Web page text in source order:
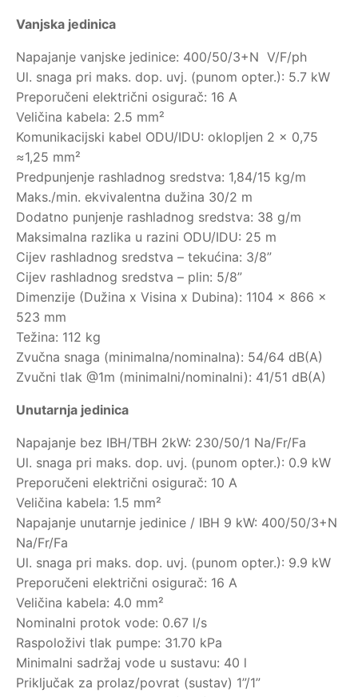
Vanjska jedinica
Napajanje vanjske jedinice: 400/50/3+N V/F/ph
Ul. snaga pri maks. dop. uvj. (punom opter.): 5.7 kW
Preporučeni električni osigurač: 16 A
Veličina kabela: 2.5 mm²
Komunikacijski kabel ODU/IDU: oklopljen 2 x 0,75
≈1,25 mm²
Predpunjenje rashladnog sredstva: 1,84/15 kg/m
Maks./min. ekvivalentna dužina 30/2 m
Dodatno punjenje rashladnog sredstva: 38 g/m
Maksimalna razlika u razini ODU/IDU: 25 m
Cijev rashladnog sredstva – tekućina: 3/8”
Cijev rashladnog sredstva – plin: 5/8”
Dimenzije (Dužina x Visina x Dubina): 1104 x 866 x
523 mm
Težina: 112 kg
Zvučna snaga (minimalna/nominalna): 54/64 dB(A)
Zvučni tlak @1m (minimalni/nominalni): 41/51 dB(A)
Unutarnja jedinica
Napajanje bez IBH/TBH 2kW: 230/50/1 Na/Fr/Fa
Ul. snaga pri maks. dop. uvj. (punom opter.): 0.9 kW
Preporučeni električni osigurač: 10 A
Veličina kabela: 1.5 mm²
Napajanje unutarnje jedinice / IBH 9 kW: 400/50/3+N
Na/Fr/Fa
Ul. snaga pri maks. dop. uvj. (punom opter.): 9.9 kW
Preporučeni električni osigurač: 16 A
Veličina kabela: 4.0 mm²
Nominalni protok vode: 0.67 l/s
Raspoloživi tlak pumpe: 31.70 kPa
Minimalni sadržaj vode u sustavu: 40 l
Priključak za prolaz/povrat (sustav) 1”/1”